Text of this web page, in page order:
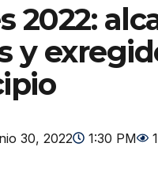
2022:
y
30, 2022 1:30 PM